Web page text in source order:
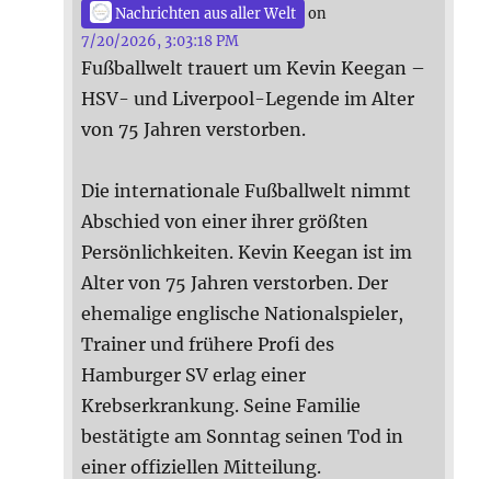
Nachrichten aus aller Welt
on
7/20/2026, 3:03:18 PM
Fußballwelt trauert um Kevin Keegan –
HSV- und Liverpool-Legende im Alter
von 75 Jahren verstorben.
Die internationale Fußballwelt nimmt
Abschied von einer ihrer größten
Persönlichkeiten. Kevin Keegan ist im
Alter von 75 Jahren verstorben. Der
ehemalige englische Nationalspieler,
Trainer und frühere Profi des
Hamburger SV erlag einer
Krebserkrankung. Seine Familie
bestätigte am Sonntag seinen Tod in
einer offiziellen Mitteilung.